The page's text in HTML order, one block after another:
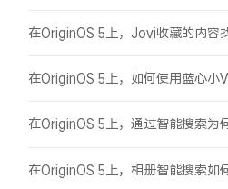
在OriginOS 5上，Jovi收藏的内容
在OriginOS 5上，如何使用蓝心小V
在OriginOS 5上，相册智能搜索如